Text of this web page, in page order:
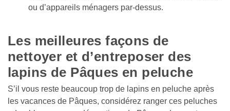
ou d’appareils ménagers par-dessus.
Les meilleures façons de
nettoyer et d’entreposer des
lapins de Pâques en peluche
S’il vous reste beaucoup trop de lapins en peluche après
les vacances de Pâques, considérez ranger ces peluches